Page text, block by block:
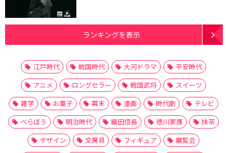
ランキングを表示
江戸時代 戦国時代 大河ドラマ
平安時代
アニメ
ロングセラー 戦国武将
スイーツ
雑学
お菓子 幕末 漫画 時代劇
テレビ
べらぼう
明治時代 織田信長 徳川家康
抹茶
デザイン
文房具 フィギュア
展覧会